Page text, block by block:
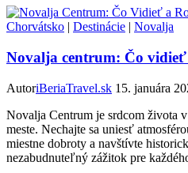
Chorvátsko | Destinácie | Novalja
Novalja centrum: Čo
AutoriBeriaTravel.sk 15. januára
Novalja Centrum je srdcom života
meste. Nechajte sa uniesť
miestne dobroty a navštívte
nezabudnuteľný zážitok pre